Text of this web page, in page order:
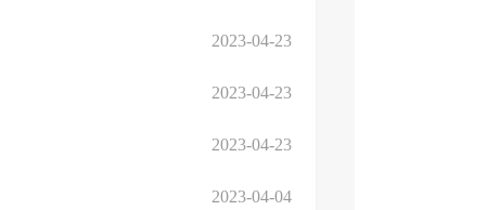
2023-04-23
2023-04-23
2023-04-23
2023-04-04